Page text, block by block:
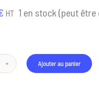
Le
est :
5,00€.
HT 1 en stock (peut
Ajouter au panier